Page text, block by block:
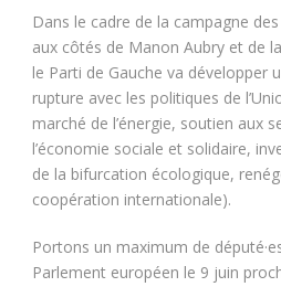
Dans le cadre de la campagne
aux côtés de Manon Aubry et de
le Parti de Gauche va développer
rupture avec les politiques de
marché de l’énergie, soutien aux
l’économie sociale et solidaire,
de la bifurcation écologique,
coopération internationale).
Portons un maximum de
Parlement européen le 9 juin